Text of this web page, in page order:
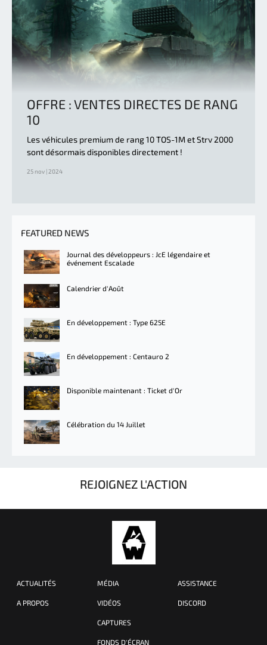
OFFRE : VENTES DIRECTES DE RANG
10
Les véhicules premium de rang 10 TOS-1M et Strv 2000
sont désormais disponibles directement !
25 nov | 2024
FEATURED NEWS
Journal des développeurs : JcE légendaire et
événement Escalade
Calendrier d'Août
En développement : Type 625E
En développement : Centauro 2
Disponible maintenant : Ticket d'Or
Célébration du 14 Juillet
REJOIGNEZ L'ACTION
ACTUALITÉS
A PROPOS
MÉDIA
VIDÉOS
CAPTURES
FONDS D'ÉCRAN
ASSISTANCE
DISCORD